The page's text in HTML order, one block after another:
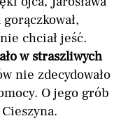
chciał jeść.
w straszliwych
nie zdecydowało
O jego grób